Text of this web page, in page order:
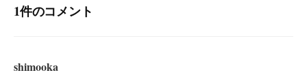
ョ
1件のコメント
shimooka